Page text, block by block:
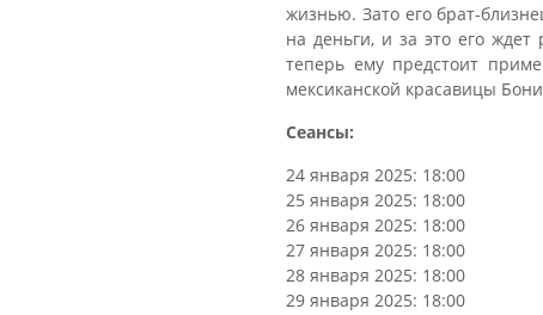
жизнью. Зато его брат-
на деньги, и за это его ждет
теперь ему предстоит
мексиканской красавицы
Сеансы:
24 января 2025: 18:00
25 января 2025: 18:00
26 января 2025: 18:00
27 января 2025: 18:00
28 января 2025: 18:00
29 января 2025: 18:00